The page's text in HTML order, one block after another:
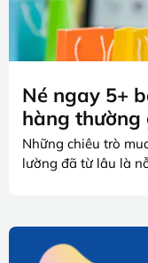
Né ngay 5+
hàng
Những chiêu trò
lường đã từ lâu là